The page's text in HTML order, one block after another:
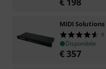
MIDI Solutions
9
Disponibile
€ 357